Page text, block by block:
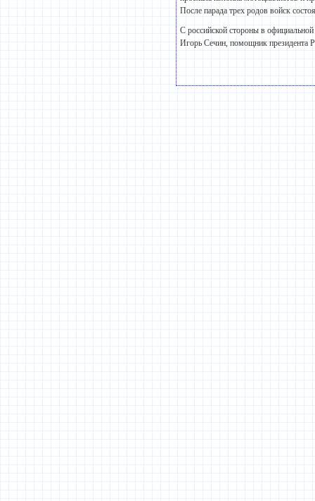
После парада трех родов войск
С российской стороны в
Игорь Сечин, помощник президента